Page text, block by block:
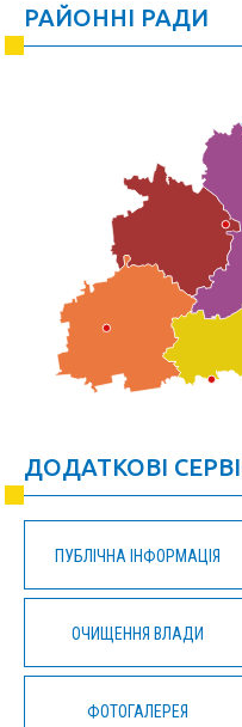
РАЙОННІ РАДИ
ДОДАТКОВІ
ПУБЛІЧНА ІНФОРМАЦІЯ
ОЧИЩЕННЯ ВЛАДИ
ФОТОГАЛЕРЕЯ